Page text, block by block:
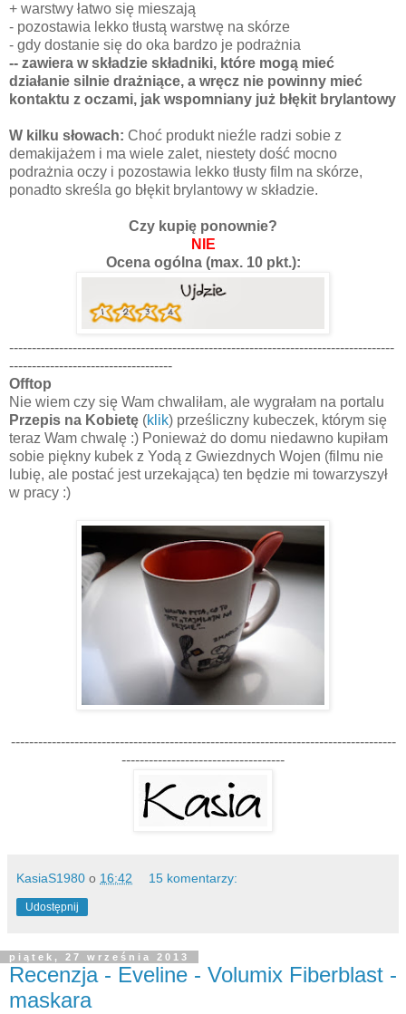
+ warstwy łatwo się mieszają
- pozostawia lekko tłustą warstwę na skórze
- gdy dostanie się do oka bardzo je podrażnia
-- zawiera w składzie składniki, które mogą mieć
działanie silnie drażniące, a wręcz nie powinny mieć
kontaktu z oczami, jak wspomniany już błękit brylantowy
W kilku słowach: Choć produkt nieźle radzi sobie z
demakijażem i ma wiele zalet, niestety dość mocno
podrażnia oczy i pozostawia lekko tłusty film na skórze,
ponadto skreśla go błękit brylantowy w składzie.
Czy kupię ponownie?
NIE
Ocena ogólna (max. 10 pkt.):
-------------------------------------------------------------------------------------
------------------------------------
Offtop
Nie wiem czy się Wam chwaliłam, ale wygrałam na portalu
Przepis na Kobietę (klik) prześliczny kubeczek, którym się
teraz Wam chwalę :) Ponieważ do domu niedawno kupiłam
sobie piękny kubek z Yodą z Gwiezdnych Wojen (filmu nie
lubię, ale postać jest urzekająca) ten będzie mi towarzyszył
w pracy :)
-------------------------------------------------------------------------------------
------------------------------------
KasiaS1980 o 16:42 15 komentarzy:
Udostępnij
piątek, 27 września 2013
Recenzja - Eveline - Volumix Fiberblast -
maskara